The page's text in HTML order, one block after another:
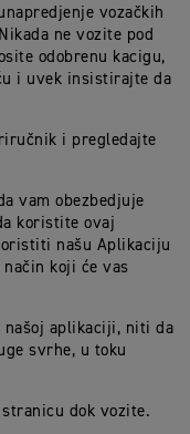
vozačkih
ne vozite pod
odobrenu kacigu,
i uvek insistirajte da
i pregledajte
vam obezbedjuje
koristite ovaj
našu Aplikaciju
koji će vas
našoj aplikaciji, niti da
svrhe, u toku
dok vozite.